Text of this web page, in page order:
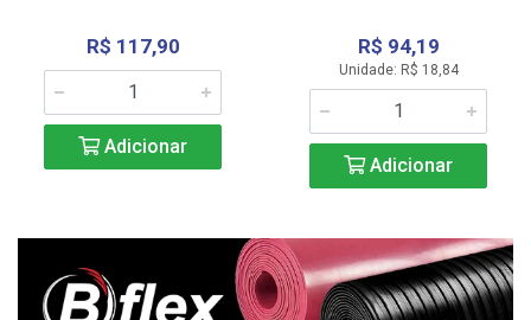
R$ 117,90
Adicionar
R$ 94,19
Unidade: R$ 18,84
Adicionar